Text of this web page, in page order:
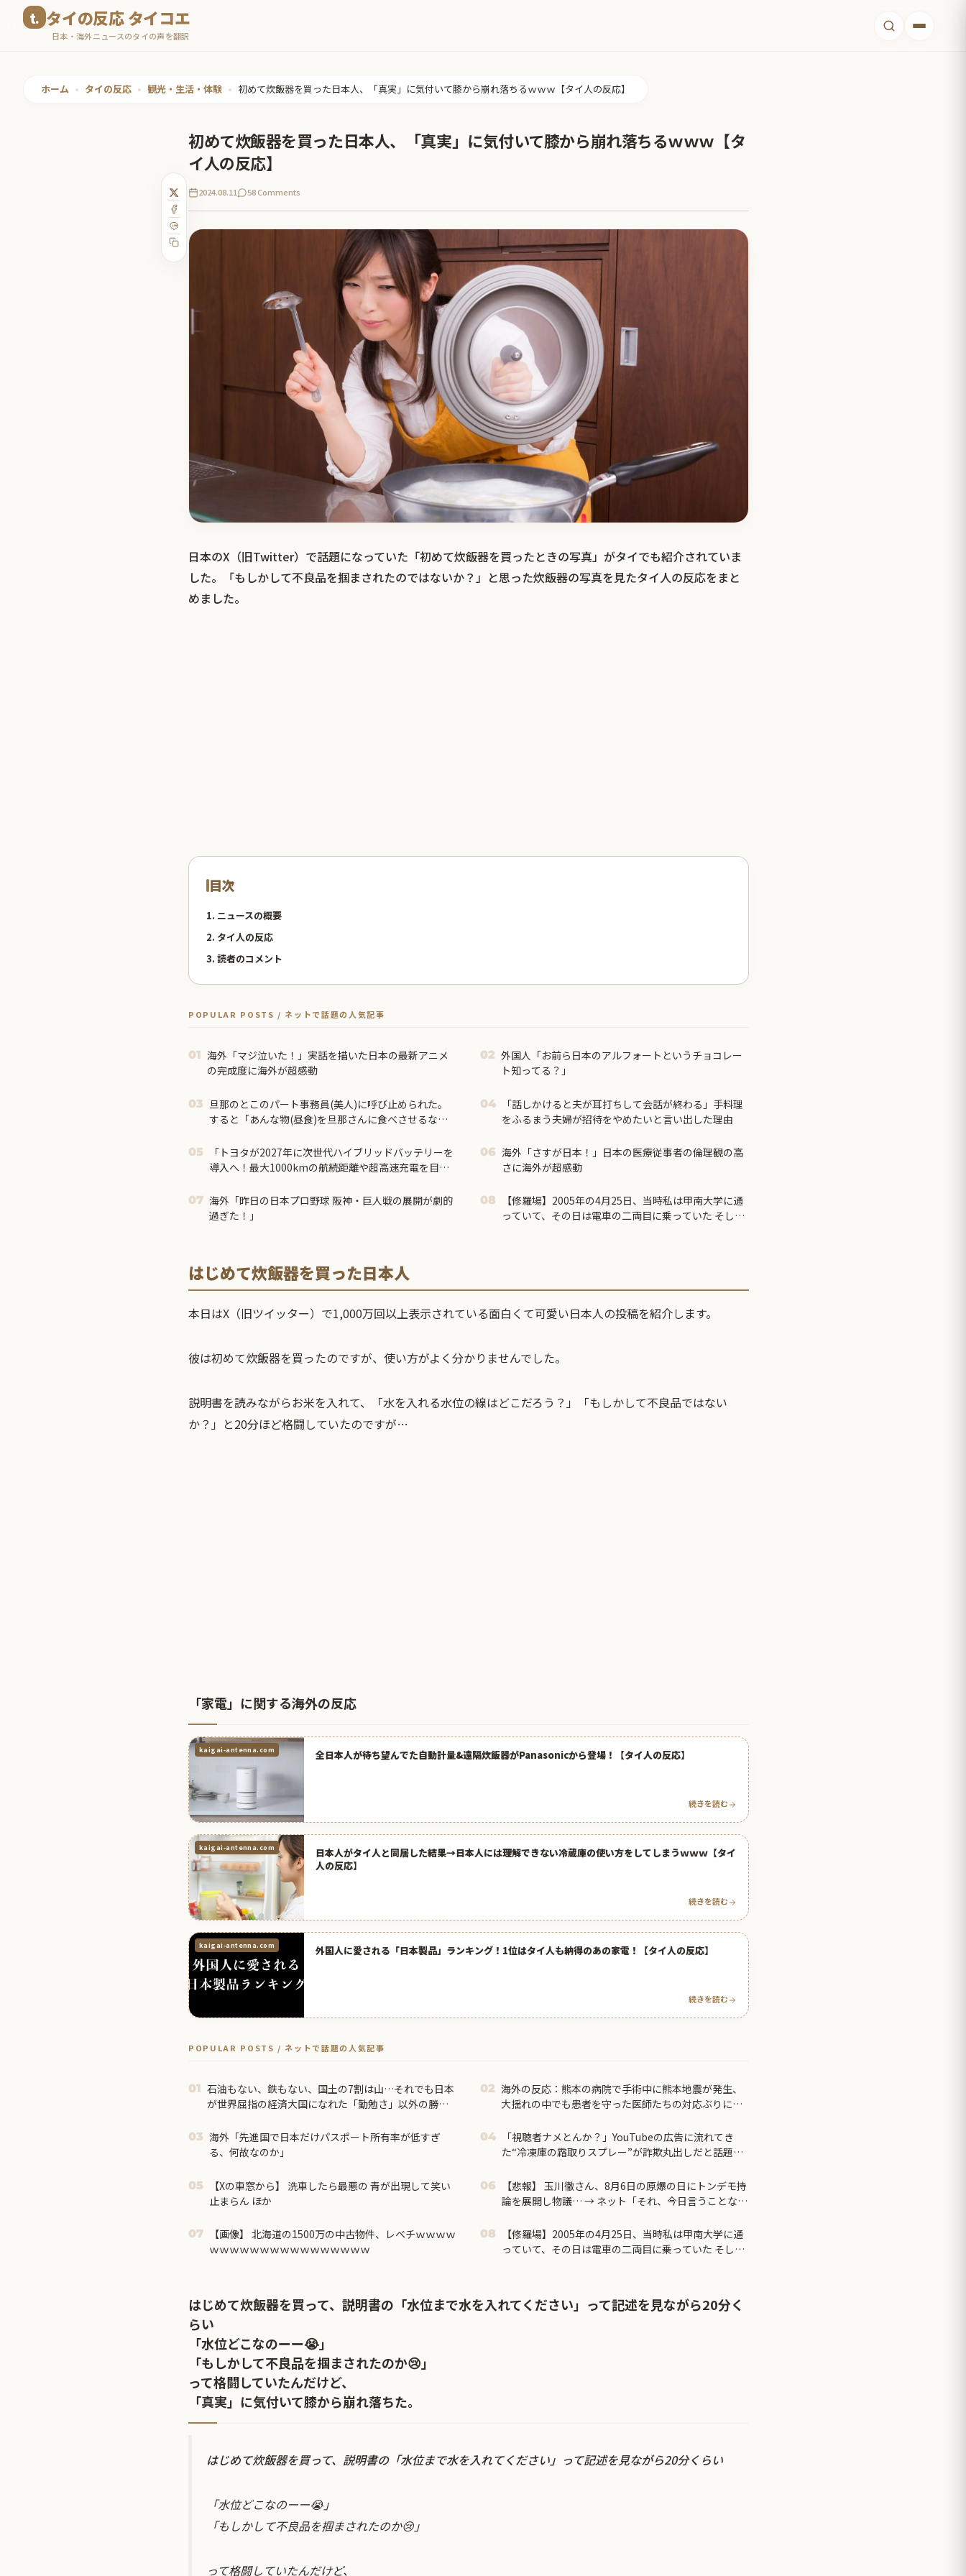
タイの反応 タイコエ
日本・海外ニュースのタイの声を翻訳
ホーム • タイの反応 • 観光・生活・体験 • 初めて炊飯器を買った日本人、「真実」に気付いて膝から崩れ落ちるｗｗｗ【タイ人の反応】
初めて炊飯器を買った日本人、「真実」に気付いて膝から崩れ落ちるｗｗｗ【タ
イ人の反応】
2024.08.11 58 Comments
日本のX（旧Twitter）で話題になっていた「初めて炊飯器を買ったときの写真」がタイでも紹介されていま
した。「もしかして不良品を掴まされたのではないか？」と思った炊飯器の写真を見たタイ人の反応をまと
めました。
目次
1. ニュースの概要
2. タイ人の反応
3. 読者のコメント
POPULAR POSTS / ネットで話題の人気記事
01 海外「マジ泣いた！」実話を描いた日本の最新アニメ
の完成度に海外が超感動
02 外国人「お前ら日本のアルフォートというチョコレー
ト知ってる？」
03
旦那のとこのパート事務員(美人)に呼び止められた。
すると「あんな物(昼食)を旦那さんに食べさせるなん
04
「話しかけると夫が耳打ちして会話が終わる」手料理
をふるまう夫婦が招待をやめたいと言い出した理由
05
「トヨタが2027年に次世代ハイブリッドバッテリーを
導入へ！最大1000kmの航続距離や超高速充電を目指
06 海外「さすが日本！」日本の医療従事者の倫理観の高
さに海外が超感動
07 海外「昨日の日本プロ野球 阪神・巨人戦の展開が劇的
過ぎた！」
08
【修羅場】2005年の4月25日、当時私は甲南大学に通
っていて、その日は電車の二両目に乗っていた そして
はじめて炊飯器を買った日本人
本日はX（旧ツイッター）で1,000万回以上表示されている面白くて可愛い日本人の投稿を紹介します。
彼は初めて炊飯器を買ったのですが、使い方がよく分かりませんでした。
説明書を読みながらお米を入れて、「水を入れる水位の線はどこだろう？」「もしかして不良品ではない
か？」と20分ほど格闘していたのですが…
「家電」に関する海外の反応
kaigai-antenna.com 全日本人が待ち望んでた自動計量&遠隔炊飯器がPanasonicから登場！【タイ人の反応】
続きを読む
kaigai-antenna.com
日本人がタイ人と同居した結果→日本人には理解できない冷蔵庫の使い方をしてしまうｗｗｗ【タイ
人の反応】
続きを読む
kaigai-antenna.com 外国人に愛される「日本製品」ランキング！1位はタイ人も納得のあの家電！【タイ人の反応】
続きを読む
POPULAR POSTS / ネットで話題の人気記事
01 石油もない、鉄もない、国土の7割は山…それでも日本
が世界屈指の経済大国になれた「勤勉さ」以外の勝
02 海外の反応：熊本の病院で手術中に熊本地震が発生、
大揺れの中でも患者を守った医師たちの対応ぶりに海
03 海外「先進国で日本だけパスポート所有率が低すぎ
る、何故なのか」
04
「視聴者ナメとんか？」YouTubeの広告に流れてき
た“冷凍庫の霜取りスプレー”が詐欺丸出しだと話題に
05
【Xの車窓から】 洗車したら最悪の 青が出現して笑い
止まらん ほか
06
【悲報】 玉川徹さん、8月6日の原爆の日にトンデモ持
論を展開し物議… → ネット「それ、今日言うことなの
07
【画像】 北海道の1500万の中古物件、レベチｗｗｗｗ
ｗｗｗｗｗｗｗｗｗｗｗｗｗｗｗｗ
08
【修羅場】2005年の4月25日、当時私は甲南大学に通
っていて、その日は電車の二両目に乗っていた そして
はじめて炊飯器を買って、説明書の「水位まで水を入れてください」って記述を見ながら20分く
らい
「水位どこなのーー😭」
「もしかして不良品を掴まされたのか😢」
って格闘していたんだけど、
「真実」に気付いて膝から崩れ落ちた。
はじめて炊飯器を買って、説明書の「水位まで水を入れてください」って記述を見ながら20分くらい
「水位どこなのーー😭」
「もしかして不良品を掴まされたのか😢」
って格闘していたんだけど、